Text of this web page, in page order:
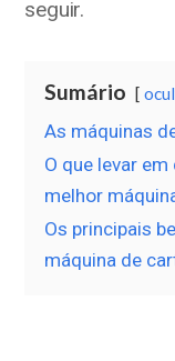
seguir.
Sumário
As máquinas
O que levar
melhor
Os principais
máquina de